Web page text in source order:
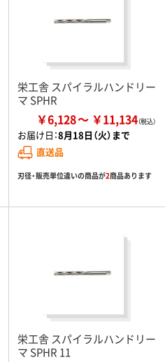
栄工舎 スパイラルハンドリー
マ SPHR
￥6,128 ￥11,134
お届け日：8月18日（火）まで
直送品
刃径・販売単位違いの商品が2商品あります
栄工舎 スパイラルハンドリー
マ SPHR 11